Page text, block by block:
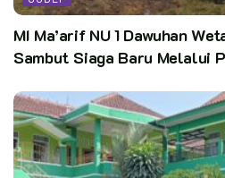
MI Ma’arif NU 1 Dawuhan
Sambut Siaga Baru Melalui